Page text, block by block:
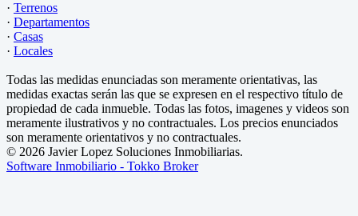
· Terrenos
· Departamentos
· Casas
· Locales
Todas las medidas enunciadas son meramente orientativas, las
medidas exactas serán las que se expresen en el respectivo título de
propiedad de cada inmueble. Todas las fotos, imagenes y videos son
meramente ilustrativos y no contractuales. Los precios enunciados
son meramente orientativos y no contractuales.
© 2026 Javier Lopez Soluciones Inmobiliarias.
Software Inmobiliario - Tokko Broker